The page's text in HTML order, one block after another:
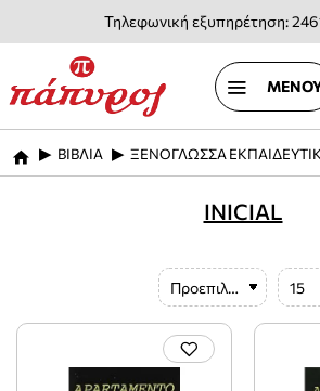
Τηλεφωνική εξυπηρέτηση:
home
ΒΙΒΛΙΑ ΞΕΝΟΓΛΩΣΣΑ
INICIAL